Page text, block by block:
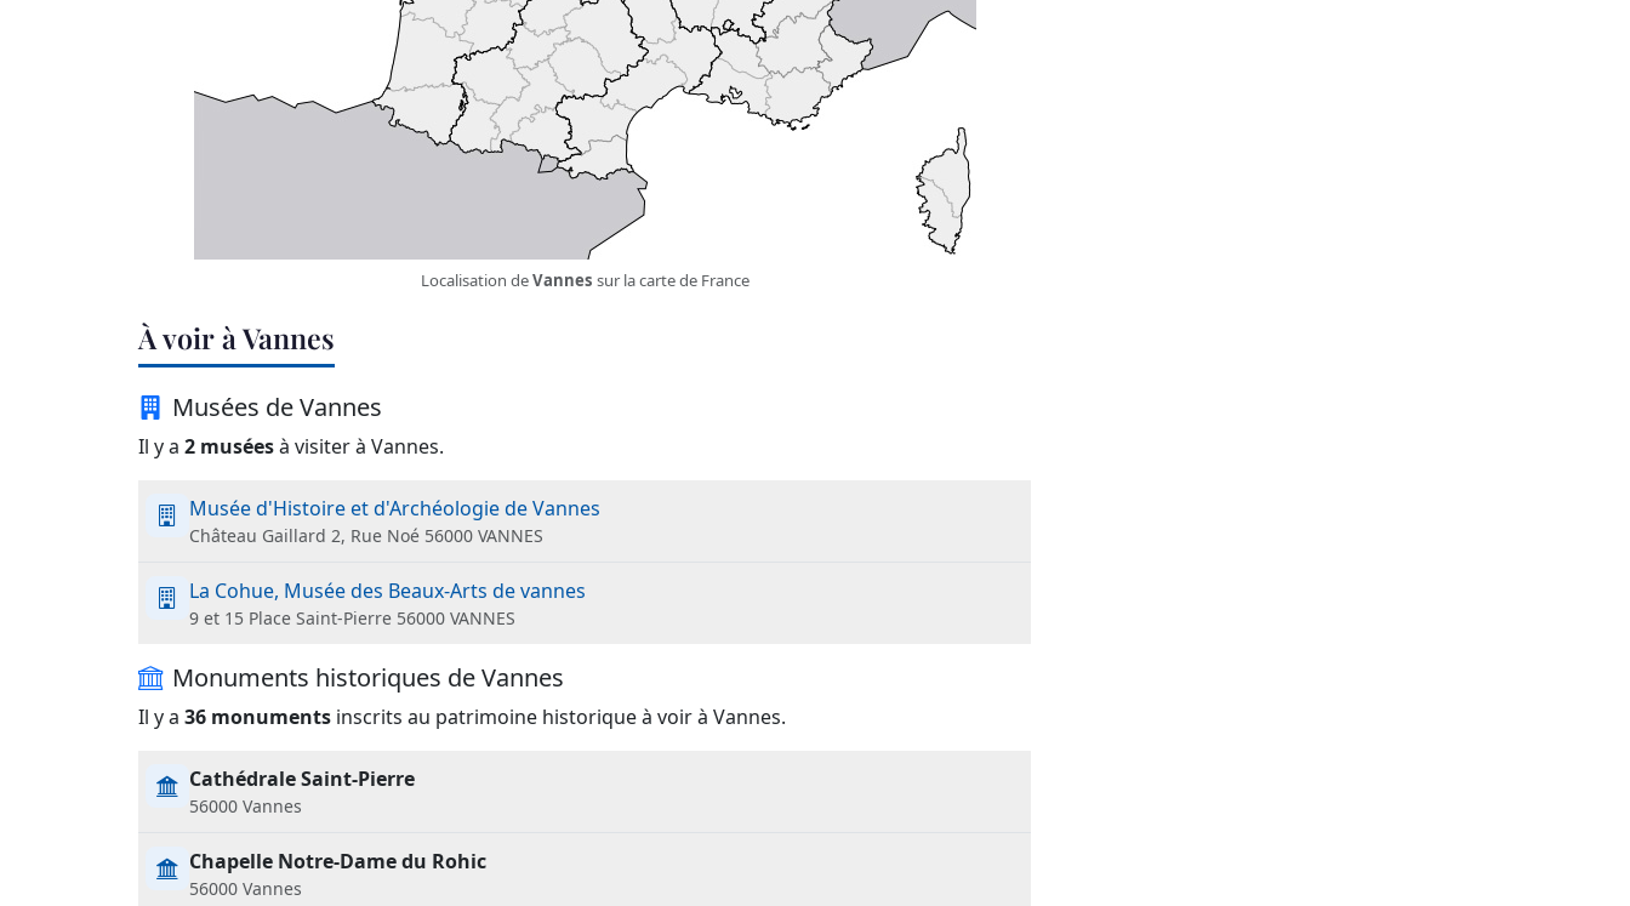
Localisation deVannes sur la carte de France
À voir à Vannes
Musées de Vannes
Il y a 2 muséesà visiter à Vannes.
Musée d'Histoire et d'Archéologie de Vannes
Château Gaillard 2, Rue Noé 56000 VANNES
La Cohue, Musée des Beaux-Arts de vannes
9 et 15 Place Saint-Pierre 56000 VANNES
Monuments historiques de Vannes
Il y a 36 monuments inscrits au patrimoine historique à voir à Vannes.
Cathédrale Saint-Pierre
56000 Vannes
Chapelle Notre-Dame du Rohic
56000 Vannes